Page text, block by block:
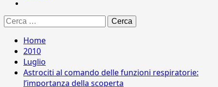
Ricerca
per:
Home
2010
Luglio
Astrociti al comando delle funzioni respiratorie:
l’importanza della scoperta